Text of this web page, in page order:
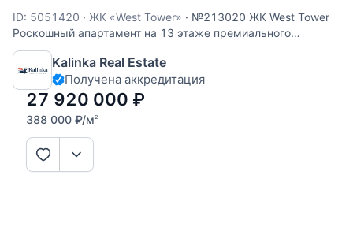
ID: 5051420 · ЖК «West Tower» · №213020 ЖК West Tower
Роскошный апартамент на 13 этаже премиального
комплекса West Tower. Этот объект идеально подходит для
личного проживания или сдачи в аренду с высокой
доходностью. Панорамные виды: высокий 13 этаж
открывает захватывающий
Kalinka Real Estate
Получена аккредитация
27 920 000 ₽
388 000 ₽/м2